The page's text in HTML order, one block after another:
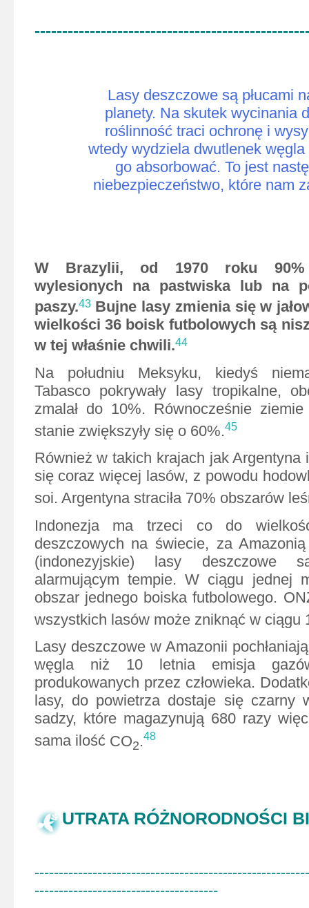
Lasy deszczowe są płucami
planety. Na skutek wycinania
roślinność traci ochronę i
wtedy wydziela dwutlenek
go absorbować. To jest
niebezpieczeństwo, które nam
W Brazylii, od 1970 roku 90%
wylesionych na pastwiska lub na
paszy.43Bujne lasy zmienia się w
wielkości 36 boisk futbolowych są
w tej właśnie chwili.44
Na południu Meksyku, kiedyś
Tabasco pokrywały lasy tropikalne,
zmalał do 10%. Równocześnie
stanie zwiększyły się o 60%.45
Również w takich krajach jak Argentyna
się coraz więcej lasów, z powodu
soi. Argentyna straciła 70% obszarów
Indonezja ma trzeci co do
deszczowych na świecie, za
(indonezyjskie) lasy deszczowe
alarmującym tempie. W ciągu jednej
obszar jednego boiska futbolowego.
wszystkich lasów może zniknąć w ciągu
Lasy deszczowe w Amazonii
węgla niż 10 letnia emisja
produkowanych przez człowieka.
lasy, do powietrza dostaje się czarny
sadzy, które magazynują 680 razy
sama ilość CO2.48
UTRATA RÓŻNORODNOŚCI
--------------------------------------